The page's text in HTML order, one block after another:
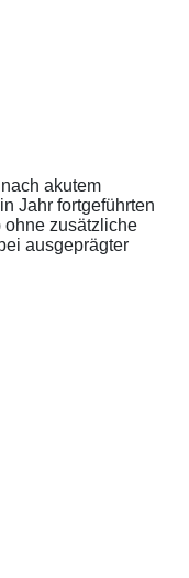
akutem
Jahr fortgeführten
ohne zusätzliche
ausgeprägter